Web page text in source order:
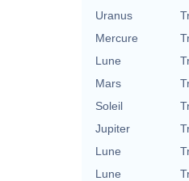
Uranus
Mercure
Lune
Mars
Soleil
Jupiter
Lune
Lune